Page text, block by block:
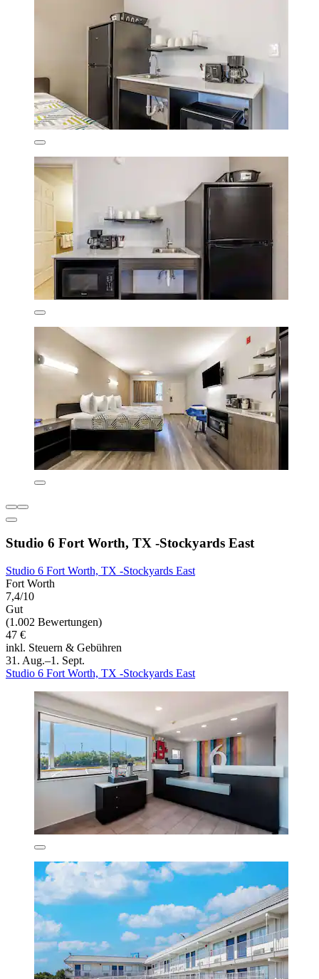
Studio 6 Fort Worth, TX -Stockyards East
Studio 6 Fort Worth, TX -Stockyards East
Fort Worth
7,4/10
Gut
(1.002 Bewertungen)
47 €
inkl. Steuern & Gebühren
31. Aug.–1. Sept.
Studio 6 Fort Worth, TX -Stockyards East